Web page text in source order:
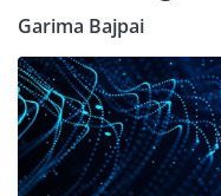
Garima Bajpai